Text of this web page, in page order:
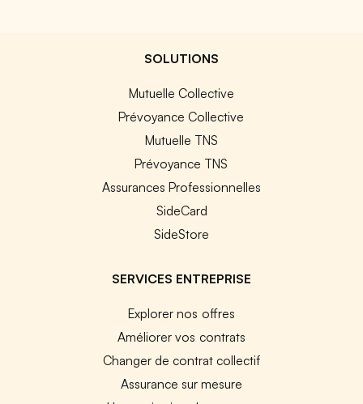
SOLUTIONS
Mutuelle Collective
Prévoyance Collective
Mutuelle TNS
Prévoyance TNS
Assurances Professionnelles
SideCard
SideStore
SERVICES ENTREPRISE
Explorer nos offres
Améliorer vos contrats
Changer de contrat collectif
Assurance sur mesure